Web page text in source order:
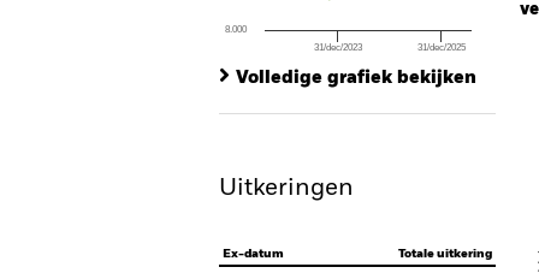
31/dec/2023 31/dec/2025
8.000
Volledige grafiek bekijken
Uitkeringen
Ex-datum Totale uitkering